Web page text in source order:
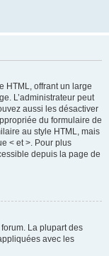
HTML, offrant un large
L’administrateur peut
aussi les désactiver
du formulaire de
au style HTML, mais
< et >. Pour plus
depuis la page de
La plupart des
avec les